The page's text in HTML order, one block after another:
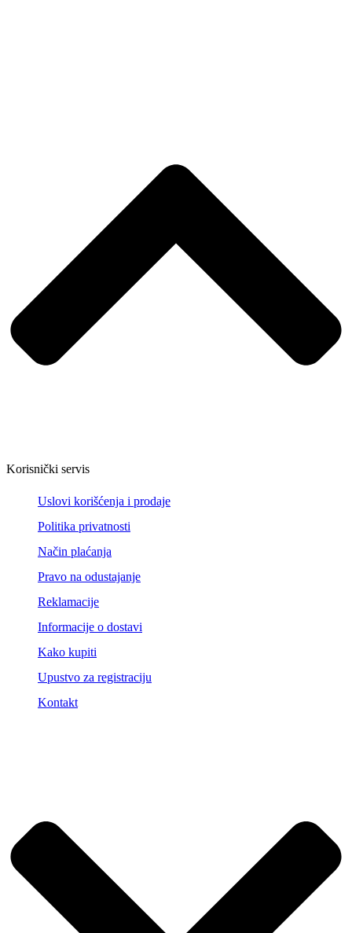
Korisnički servis
Uslovi korišćenja i prodaje
Politika privatnosti
Način plaćanja
Pravo na odustajanje
Reklamacije
Informacije o dostavi
Kako kupiti
Upustvo za registraciju
Kontakt